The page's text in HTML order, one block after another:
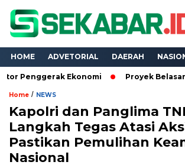
HOME ADVETORIAL DAERAH
Ekonomi Proyek Belasan Miliar
Home / NEWS
Kapolri dan Panglima
Langkah Tegas Atasi
Pastikan Pemulihan
Nasional